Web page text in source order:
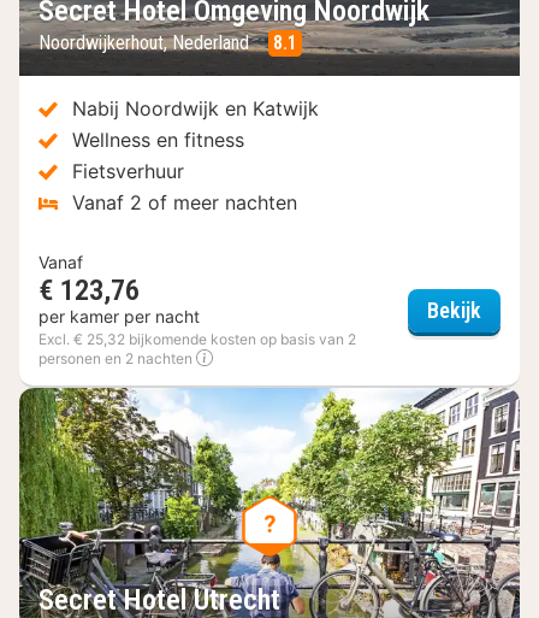
Secret Hotel Omgeving Noordwijk
Noordwijkerhout, Nederland 8.1
Nabij Noordwijk en Katwijk
Wellness en fitness
Fietsverhuur
Vanaf 2 of meer nachten
Vanaf
€ 123,76
per kamer per nacht
Excl. € 25,32 bijkomende kosten op basis van 2
personen en 2 nachten
Bekijk
Secret Hotel Utrecht